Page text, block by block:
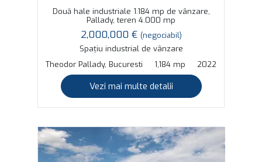
Două hale industriale 1.184 mp de vânzare,
Pallady, teren 4.000 mp
2,000,000 € (negociabil)
Spațiu industrial de vânzare
Theodor Pallady, Bucuresti
1,184 mp 2022
Vezi mai multe detalii